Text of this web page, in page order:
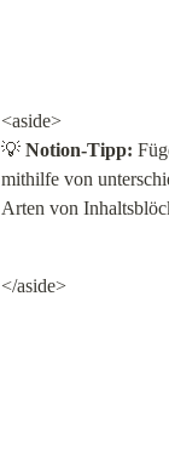
<aside>
💡 Notion-Tipp:
mithilfe von
Arten von
</aside>